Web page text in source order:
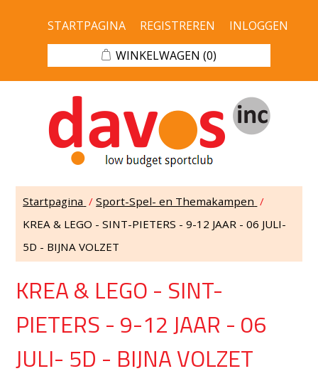
STARTPAGINA REGISTREREN
INLOGGEN
WINKELWAGEN (0)
Startpagina / Sport-Spel- en Themakampen /
KREA & LEGO - SINT-PIETERS - 9-12 JAAR - 06 JULI-
5D - BIJNA VOLZET
KREA & LEGO - SINT-
PIETERS - 9-12 JAAR - 06
JULI- 5D - BIJNA VOLZET